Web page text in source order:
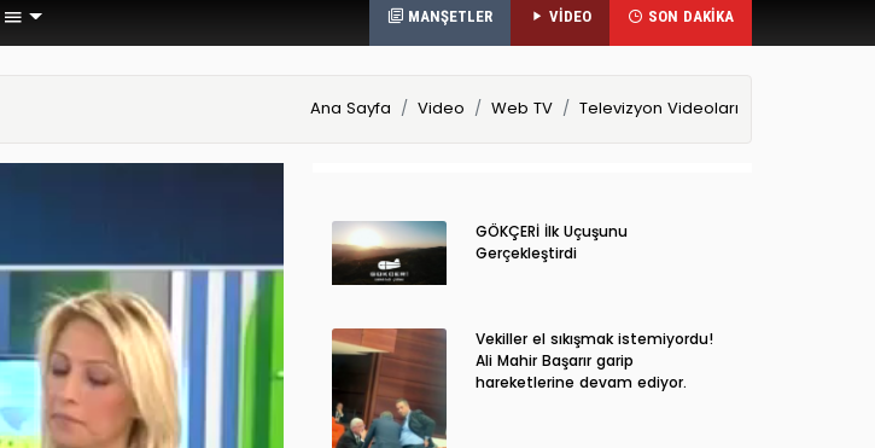
MANŞETLER VİDEO SON DAKİKA
Ana Sayfa Video Web TV Televizyon Videoları
GÖKÇERİ İlk Uçuşunu
Gerçekleştirdi
Vekiller el sıkışmak istemiyordu!
Ali Mahir Başarır garip
hareketlerine devam ediyor.